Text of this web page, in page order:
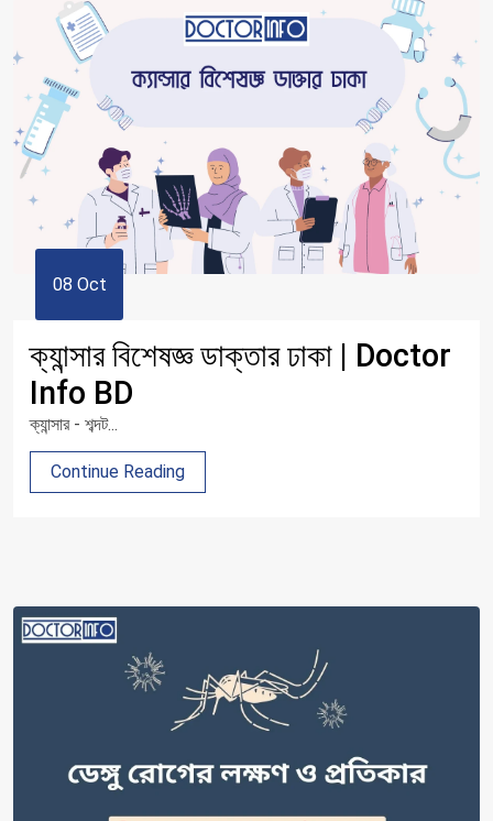
08 Oct
ক্যান্সার বিশেষজ্ঞ ডাক্তার ঢাকা | Doctor
Info BD
ক্যান্সার - শব্দট...
Continue Reading